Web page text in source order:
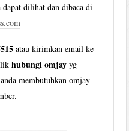
dilihat dan dibaca di
atau kirimkan email ke
hubungi omjay yg
membutuhkan omjay